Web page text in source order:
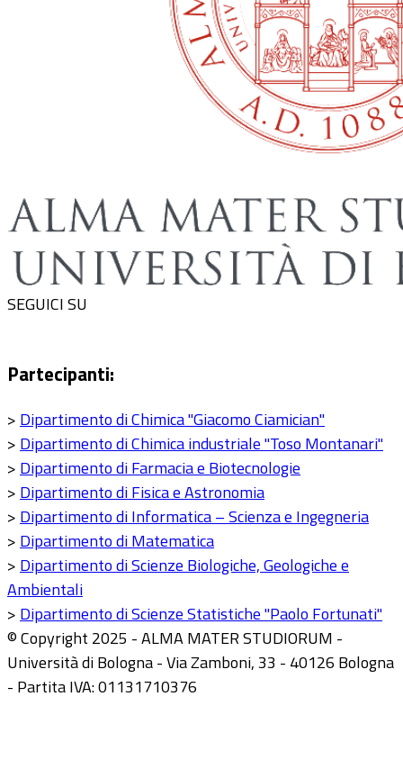
SEGUICI SU
Partecipanti:
> Dipartimento di Chimica "Giacomo Ciamician"
> Dipartimento di Chimica industriale "Toso Montanari"
> Dipartimento di Farmacia e Biotecnologie
> Dipartimento di Fisica e Astronomia
> Dipartimento di Informatica – Scienza e Ingegneria
> Dipartimento di Matematica
> Dipartimento di Scienze Biologiche, Geologiche e
Ambientali
> Dipartimento di Scienze Statistiche "Paolo Fortunati"
© Copyright 2025 - ALMA MATER STUDIORUM -
Università di Bologna - Via Zamboni, 33 - 40126 Bologna
- Partita IVA: 01131710376